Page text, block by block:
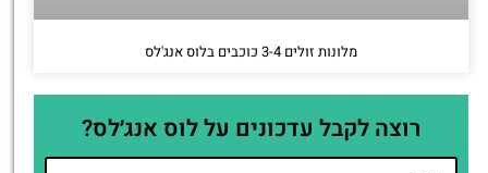
מלונות זולים 3-4 כוכבים בלוס אנג'לס
רוצה לקבל עדכונים על לוס אנג׳לס?